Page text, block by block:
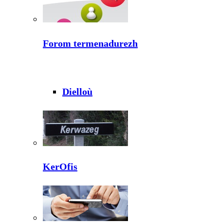
Forom termenadurezh
Dielloù
KerOfis